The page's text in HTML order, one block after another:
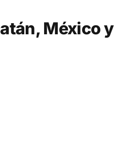
México y